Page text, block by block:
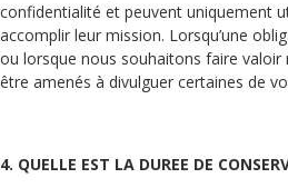
confidentialité et peuvent uniquement
accomplir leur mission. Lorsqu’une
ou lorsque nous souhaitons faire
être amenés à divulguer certaines de
4. QUELLE EST LA DUREE DE